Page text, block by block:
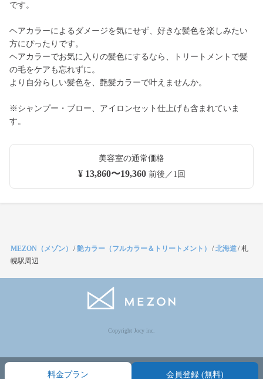
です。
ヘアカラーによるダメージを気にせず、好きな髪色を楽しみたい
方にぴったりです。
ヘアカラーでお気に入りの髪色にするなら、トリートメントで髪
の毛をケアも忘れずに。
より自分らしい髪色を、艶髪カラーで叶えませんか。
※シャンプー・ブロー、アイロンセット仕上げも含まれていま
す。
美容室の通常価格
¥ 13,860〜19,360前後／1回
料金プラン 会員登録 (無料)
MEZON（メゾン） /艶カラー（フルカラー＆トリートメント） /北海道/札
幌駅周辺
Copyright Jocy inc.